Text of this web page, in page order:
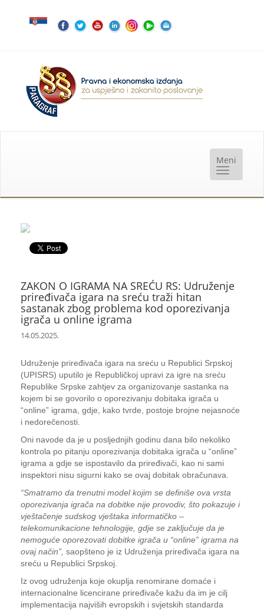
ZAKON O IGRAMA NA SREĆU RS: Udruženje
priređivača igara na sreću traži hitan
sastanak zbog problema kod oporezivanja
igrača u online igrama
14.05.2025.
Udruženje priređivača igara na sreću u Republici Srpskoj
(UPISRS) uputilo je Republičkoj upravi za igre na sreću
Republike Srpske zahtjev za organizovanje sastanka na
kojem bi se govorilo o oporezivanju dobitaka igrača u
“online” igrama, gdje, kako tvrde, postoje brojne nejasnoće
i nedorečenosti.
Oni navode da je u posljednjih godinu dana bilo nekoliko
kontrola po pitanju oporezivanja dobitaka igrača u “online”
igrama a gdje se ispostavilo da priređivači, kao ni sami
inspektori nisu sigurni kako se ovaj dobitak obračunava.
“Smatramo da trenutni model kojim se definiše ova vrsta
oporezivanja igrača na dobitke nije provodiv, što pokazuje i
vještačenje sudskog vještaka informatičko –
telekomunikacione tehnologije, gdje se zaključuje da je
nemoguće oporezovati dobitke igrača u “online” igrama na
ovaj način”, saopšteno je iz Udruženja priređivača igara na
sreću u Republici Srpskoj.
Iz ovog udruženja koje okuplja renomirane domaće i
internacionalne licencirane priređivače kažu da im je cilj
implementacija najviših evropskih i svjetskih standarda